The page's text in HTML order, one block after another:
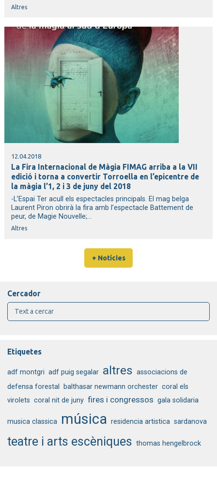
Altres
12.04.2018
La Fira Internacional de Màgia FIMAG arriba a la VII
edició i torna a convertir Torroella en l’epicentre de
la màgia l’1, 2 i 3 de juny del 2018
-L’Espai Ter acull els espectacles principals. El mag belga
Laurent Piron obrirà la fira amb l’espectacle Battement de
peur, de Magie Nouvelle;...
Altres
+ Notícies
Cercador
Etiquetes
adf montgri adf puig segalar altres associacions de
defensa forestal
balthasar newmann orchester coral els
virolets coral nit de juny fires i congressos gala solidaria
musica classica música residencia artistica sardanova
teatre i arts escèniques thomas hengelbrock